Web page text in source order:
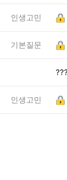
인생고민
기본질문
인생고민